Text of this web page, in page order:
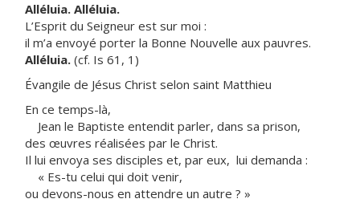
Alléluia. Alléluia.
L’Esprit du Seigneur est sur moi :
il m’a envoyé porter la Bonne Nouvelle aux pauvres.
Alléluia. (cf. Is 61, 1)
Évangile de Jésus Christ selon saint Matthieu
En ce temps-là,
Jean le Baptiste entendit parler, dans sa prison,
des œuvres réalisées par le Christ.
Il lui envoya ses disciples et, par eux, lui demanda :
« Es-tu celui qui doit venir,
ou devons-nous en attendre un autre ? »